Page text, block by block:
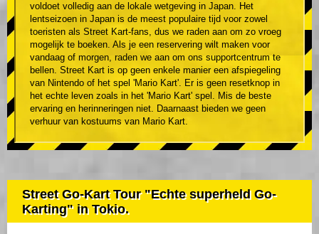
voldoet volledig aan de lokale wetgeving in Japan. Het
lentseizoen in Japan is de meest populaire tijd voor zowel
toeristen als Street Kart-fans, dus we raden aan om zo vroeg
mogelijk te boeken. Als je een reservering wilt maken voor
vandaag of morgen, raden we aan om ons supportcentrum te
bellen. Street Kart is op geen enkele manier een afspiegeling
van Nintendo of het spel 'Mario Kart'. Er is geen resetknop in
het echte leven zoals in het 'Mario Kart' spel. Mis de beste
ervaring en herinneringen niet. Daarnaast bieden we geen
verhuur van kostuums van Mario Kart.
Street Go-Kart Tour "Echte superheld Go-
Karting" in Tokio.